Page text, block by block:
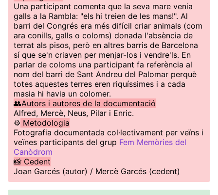
Una participant comenta que la seva mare venia
galls a la Rambla: "els hi treien de les mans!". Al
barri del Congrés era més difícil criar animals (com
ara conills, galls o coloms) donada l'absència de
terrat als pisos, però en altres barris de Barcelona
sí que se'n criaven per menjar-los i vendre'ls. En
parlar de coloms una participant fa referència al
nom del barri de Sant Andreu del Palomar perquè
totes aquestes terres eren riquíssimes i a cada
masia hi havia un colomer.
👥Autors i autores de la documentació
Alfred, Mercè, Neus, Pilar i Enric.
⚙️ Metodologia
Fotografia documentada col·lectivament per veïns i
veïnes participants del grup Fem Memòries del
Canòdrom
📸 Cedent
Joan Garcés (autor) / Mercè Garcés (cedent)